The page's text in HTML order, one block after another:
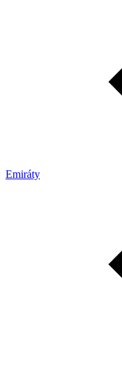
Emiráty